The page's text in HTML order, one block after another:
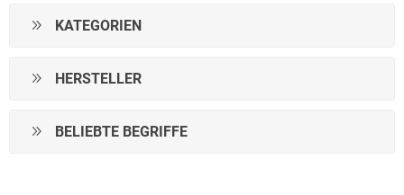
KATEGORIEN
HERSTELLER
BELIEBTE BEGRIFFE